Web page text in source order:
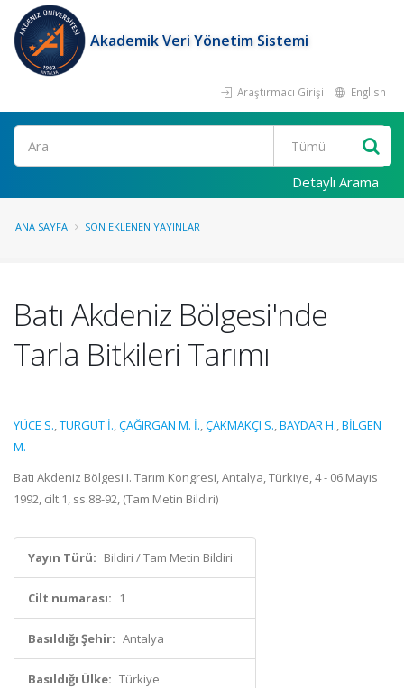
Akademik Veri Yönetim Sistemi
Araştırmacı Girişi English
Ara
Detaylı Arama
ANA SAYFA SON EKLENEN YAYINLAR
Batı Akdeniz Bölgesi'nde
Tarla Bitkileri Tarımı
YÜCE S.,TURGUT İ.,ÇAĞIRGAN M. İ.,ÇAKMAKÇI S.,BAYDAR H.,BİLGEN
M.
Batı Akdeniz Bölgesi I. Tarım Kongresi, Antalya, Türkiye, 4 - 06 Mayıs
1992, cilt.1, ss.88-92, (Tam Metin Bildiri)
Yayın Türü: Bildiri / Tam Metin Bildiri
Cilt numarası: 1
Basıldığı Şehir: Antalya
Basıldığı Ülke: Türkiye